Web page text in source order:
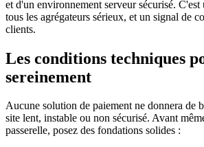
et d'un environnement serveur sécurisé.
tous les agrégateurs sérieux, et un signal de
clients.
Les conditions techniques
sereinement
Aucune solution de paiement ne donnera de
site lent, instable ou non sécurisé. Avant
passerelle, posez des fondations solides :